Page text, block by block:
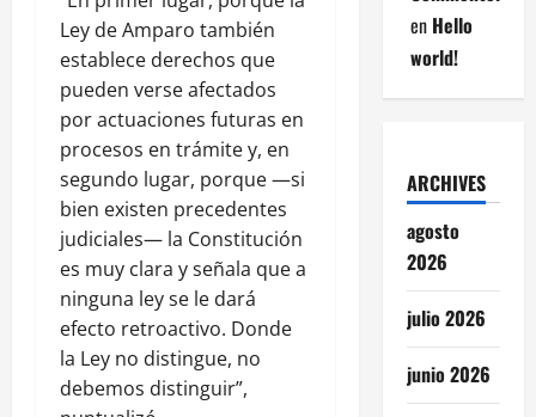
Ley de Amparo también
establece derechos que
pueden verse afectados
por actuaciones futuras en
procesos en trámite y, en
segundo lugar, porque —si
bien existen precedentes
judiciales— la Constitución
es muy clara y señala que a
ninguna ley se le dará
efecto retroactivo. Donde
la Ley no distingue, no
debemos distinguir”,
en Hello
world!
ARCHIVES
agosto
2026
julio 2026
junio 2026